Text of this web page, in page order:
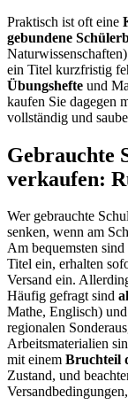
Praktisch ist oft eine
gebundene
ein Titel kurzfristig
Übungshefte und
kaufen Sie dagegen
vollständig und
Gebrauchte
verkaufen:
Wer gebrauchte
senken, wenn am
Am bequemsten sind
Titel ein, erhalten
Versand ein.
Häufig gefragt sind
Mathe, Englisch)
regionalen
Arbeitsmaterialien
mit einem Bruchteil
Zustand, und